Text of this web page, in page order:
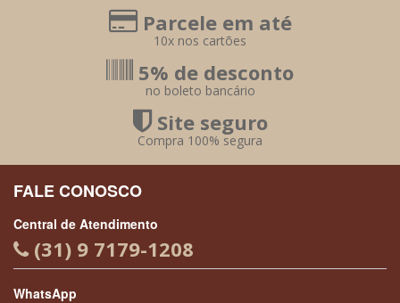
Parcele em até
10x nos cartões
5% de desconto
no boleto bancário
Site seguro
Compra 100% segura
FALE CONOSCO
Central de Atendimento
(31) 9 7179-1208
WhatsApp